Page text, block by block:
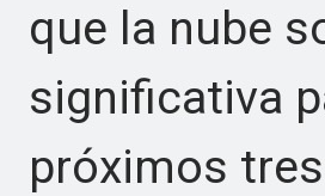
que la nube
significativa
próximos